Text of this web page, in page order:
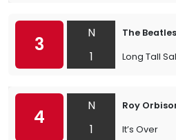
3
N
1
The Beatles
Long Tall
4
N
1
Roy
It’s Over